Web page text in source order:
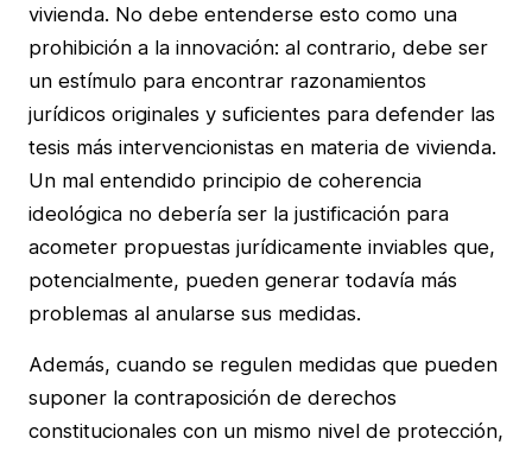
vivienda. No debe entenderse esto como una
prohibición a la innovación: al contrario, debe ser
un estímulo para encontrar razonamientos
jurídicos originales y suficientes para defender las
tesis más intervencionistas en materia de vivienda.
Un mal entendido principio de coherencia
ideológica no debería ser la justificación para
acometer propuestas jurídicamente inviables que,
potencialmente, pueden generar todavía más
problemas al anularse sus medidas.
Además, cuando se regulen medidas que pueden
suponer la contraposición de derechos
constitucionales con un mismo nivel de protección,